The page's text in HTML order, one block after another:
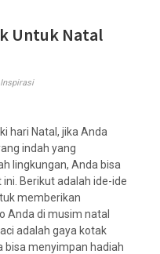
Untuk Natal
Inspirasi
hari Natal, jika Anda
indah yang
lingkungan, Anda bisa
Berikut adalah ide-ide
memberikan
Anda di musim natal
adalah gaya kotak
bisa menyimpan hadiah